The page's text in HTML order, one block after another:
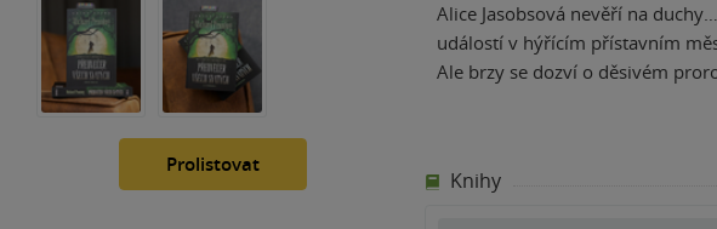
Prolistovat
Alice Jasobsová nevěří na
událostí v hýřícím přístavním
Ale brzy se dozví o děsivém
Knihy